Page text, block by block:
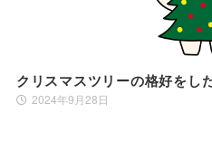
クリスマスツリーの格好をし
2024年9月28日